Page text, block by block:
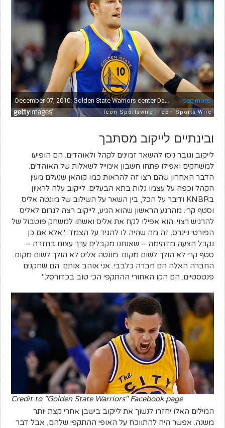
ובינתיים לייקוב מסתבך
לייקוב וגובר ניסו להשאר זמינים לקהל ולאוהדים. הם הופיעו
למשחקים ואפילו פתחו חשבון אימייל לשאלות של האוהדים.
הדבר האחרון שהם רצו זה להראות כמו קוהאן שנעלם מעין
הקהל וכפה על עצמו גלות בתא הבעלים. לייקוב עלה לראיון
בKNBR ודיבר על הכל, בין השאר על השילוב של מונטה אליס
וסטף קרי. מהרגע הראשון שהוא הגיע, לייקוב רצה לגרום לאליס
להרגיש רצוי. הוא אפילו לקח את אליס ואשתו למשחק פוטבול של
הפורטי ניינרס. זה מה שהיה לו להגיד על הצמד: "אלא אם כן
נקבל הצעה מדהימה – שאנחנו מקבלים ערך עצום בחזרה –
סטף קרי לא הולך לשום מקום. מונטה אליס לא הולך לשום מקום.
החברה האלה הם חברה כלבבי. אני אוהב אותם. הם שחקנים
פנטסטיים. הם הקו האחורי ההתקפי הכי טוב בכדורסל."
Credit to "Golden State Warriors" Facebook page
המילים האלו יחזרו לנשוך את לייקוב בישבן אחרי קצת יותר
משנה. אפשר היה להתווכח על האופי ההתקפי שלהם, אבל דבר